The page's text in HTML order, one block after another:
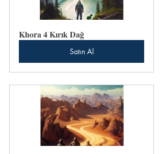
Khora 4 Kırık Dağ
Satın Al